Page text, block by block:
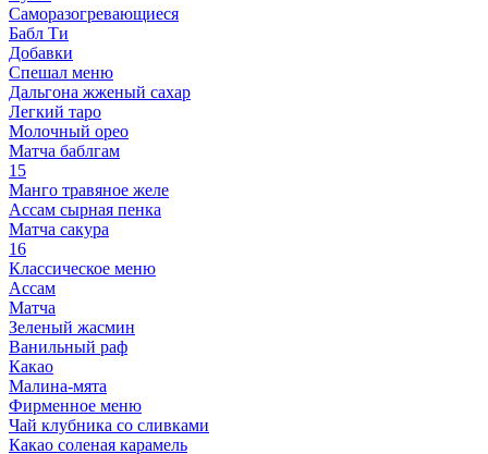
Саморазогревающиеся
Бабл Ти
Добавки
Спешал меню
Дальгона жженый сахар
Легкий таро
Молочный орео
Матча баблгам
15
Манго травяное желе
Ассам сырная пенка
Матча сакура
16
Классическое меню
Ассам
Матча
Зеленый жасмин
Ванильный раф
Какао
Малина-мята
Фирменное меню
Чай клубника со сливками
Какао соленая карамель